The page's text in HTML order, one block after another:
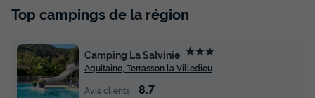
Top campings de la région
Camping La Salvinie ★★★
Aquitaine, Terrasson la Villedieu
Avis clients
8.7